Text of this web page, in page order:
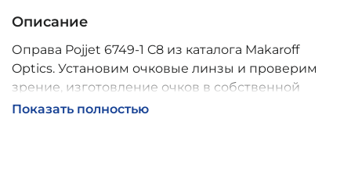
Описание
Оправа Pojjet 6749-1 C8 из каталога Makaroff
Optics. Установим очковые линзы и проверим
зрение, изготовление очков в собственной
мастерской, обычно 2–5 дней, индивидуальные
Показать полностью